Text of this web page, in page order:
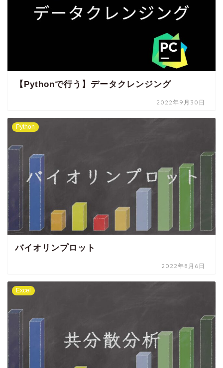
【Pythonで行う】データクレンジング
2022年9月30日
Python
バイオリンプロット
2022年8月6日
Excel